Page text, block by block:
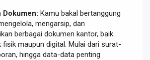
Dokumen: Kamu bakal bertanggung
mengarsip, dan
berbagai dokumen kantor, baik
fisik maupun digital. Mulai dari surat-
hingga data-data penting